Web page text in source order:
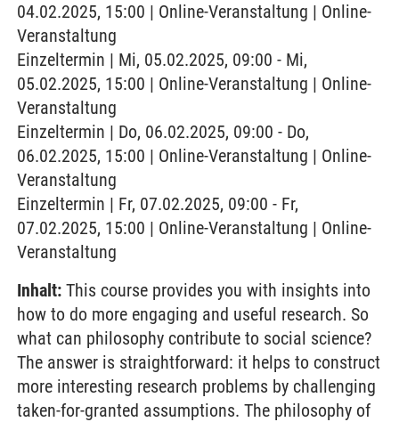
04.02.2025, 15:00 | Online-Veranstaltung | Online-
Veranstaltung
Einzeltermin | Mi, 05.02.2025, 09:00 - Mi,
05.02.2025, 15:00 | Online-Veranstaltung | Online-
Veranstaltung
Einzeltermin | Do, 06.02.2025, 09:00 - Do,
06.02.2025, 15:00 | Online-Veranstaltung | Online-
Veranstaltung
Einzeltermin | Fr, 07.02.2025, 09:00 - Fr,
07.02.2025, 15:00 | Online-Veranstaltung | Online-
Veranstaltung
Inhalt: This course provides you with insights into
how to do more engaging and useful research. So
what can philosophy contribute to social science?
The answer is straightforward: it helps to construct
more interesting research problems by challenging
taken-for-granted assumptions. The philosophy of